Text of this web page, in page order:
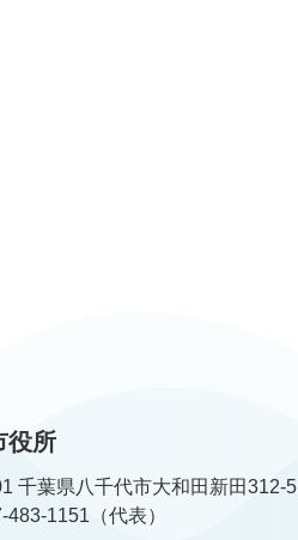
役所
千葉県八千代市大和田新田312-5
483-1151（代表）